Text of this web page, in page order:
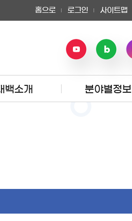
홈으로 로그인 사이트맵
백소개 분야별정보